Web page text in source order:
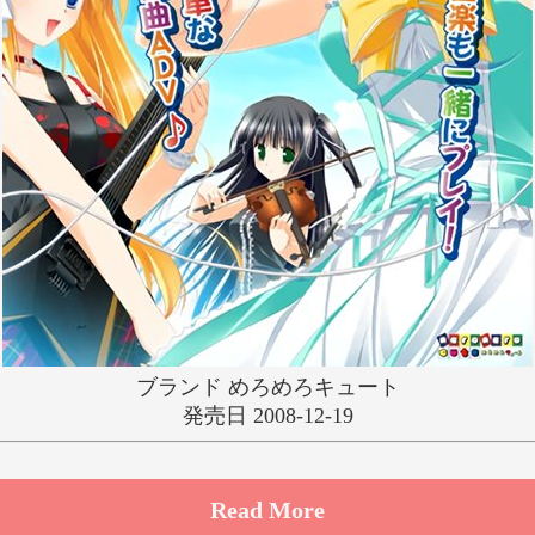
ゆ
り れ
わ
ブランド めろめろキュート
発売日 2008-12-19
Read More